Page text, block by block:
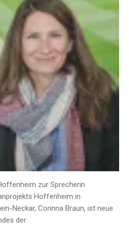
zur Sprecherin
Hoffenheim in
Neckar, Corinna Braun, ist neue
der